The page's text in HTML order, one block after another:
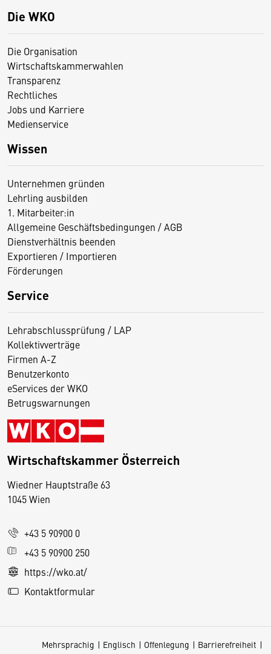
Die WKO
Die Organisation
Wirtschaftskammerwahlen
Transparenz
Rechtliches
Jobs und Karriere
Medienservice
Wissen
Unternehmen gründen
Lehrling ausbilden
1. Mitarbeiter:in
Allgemeine Geschäftsbedingungen / AGB
Dienstverhältnis beenden
Exportieren / Importieren
Förderungen
Service
Lehrabschlussprüfung / LAP
Kollektivverträge
Firmen A-Z
Benutzerkonto
eServices der WKO
Betrugswarnungen
Wirtschaftskammer Österreich
Wiedner Hauptstraße 63
1045 Wien
+43 5 90900 0
+43 5 90900 250
https://wko.at/
Kontaktformular
Mehrsprachig Englisch Offenlegung
Barrierefreiheit
D
s
e
S
e